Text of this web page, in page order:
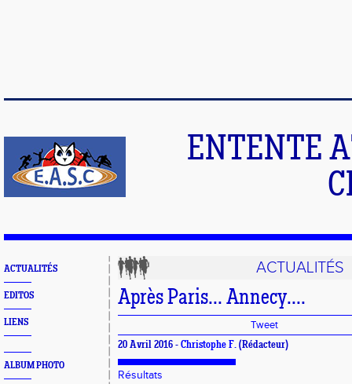
ENTENTE
ACTUALITÉS
EDITOS
LIENS
ALBUM PHOTO
ACTUALITÉS
Après Paris... Annecy....
Tweet
20 Avril 2016 - Christophe F. (Rédacteur)
Résultats